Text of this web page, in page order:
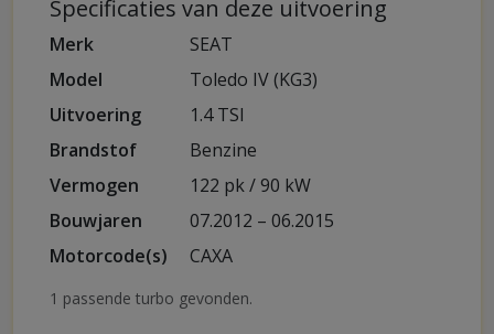
Specificaties van deze uitvoering
Merk
SEAT
Model
Toledo IV (KG3)
Uitvoering
1.4 TSI
Brandstof
Benzine
Vermogen
122 pk / 90 kW
Bouwjaren
07.2012 – 06.2015
Motorcode(s)
CAXA
1 passende turbo gevonden.